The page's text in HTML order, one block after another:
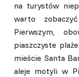
na turystów
warto
Pierwszym,
piaszczyste
mieście Santa
aleje motyli w